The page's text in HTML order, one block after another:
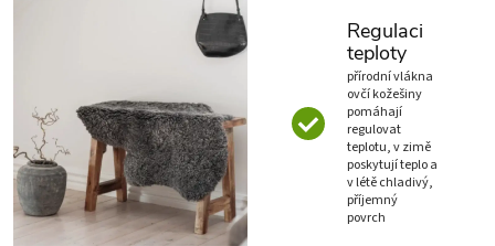
Regulaci
teploty
přírodní vlákna
ovčí kožešiny
pomáhají
regulovat
teplotu, v zimě
poskytují teplo a
v létě chladivý,
příjemný
povrch